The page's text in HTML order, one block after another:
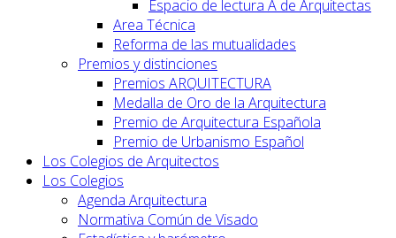
Espacio de lectura A de Arquitectas
Area Técnica
Reforma de las mutualidades
Premios y distinciones
Premios ARQUITECTURA
Medalla de Oro de la Arquitectura
Premio de Arquitectura Española
Premio de Urbanismo Español
Los Colegios de Arquitectos
Los Colegios
Agenda Arquitectura
Normativa Común de Visado